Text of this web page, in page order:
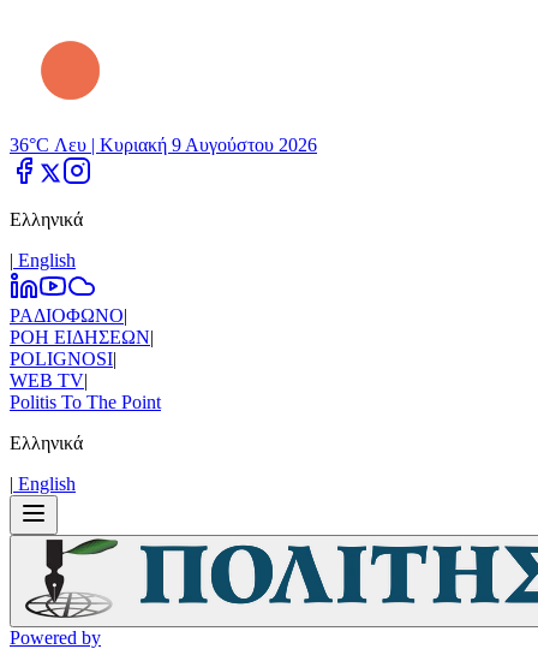
36°C Λευ | Κυριακή 9 Αυγούστου 2026
Ελληνικά
| Εnglish
ΡΑΔΙΟΦΩΝΟ|
ΡΟΗ ΕΙΔΗΣΕΩΝ|
POLIGNOSI|
WEB TV|
Politis To The Point
Ελληνικά
| Εnglish
Powered by